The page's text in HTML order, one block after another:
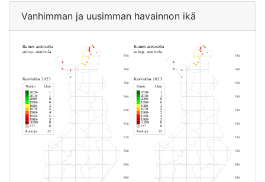
Vanhimman ja uusimman havainnon ikä